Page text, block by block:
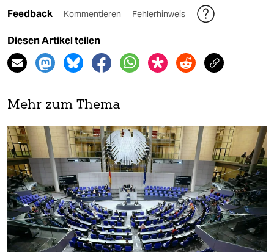
Feedback Kommentieren Fehlerhinweis
Diesen Artikel teilen
Mehr zum Thema